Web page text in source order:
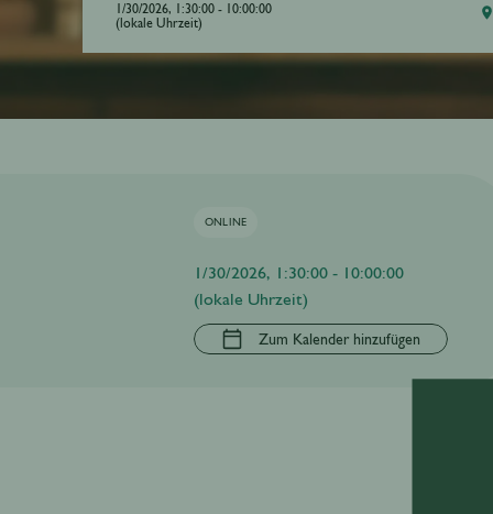
1/30/2026, 1:30:00 - 10:00:00
(lokale Uhrzeit)
ONLINE
1/30/2026, 1:30:00 - 10:00:00
(lokale Uhrzeit)
Zum Kalender hinzufügen